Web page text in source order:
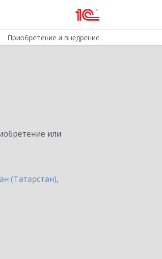
Приобретение и внедрение
или
(Татарстан),